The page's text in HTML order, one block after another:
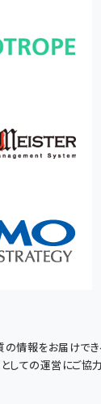
情報をお届けで
しての運営にご協